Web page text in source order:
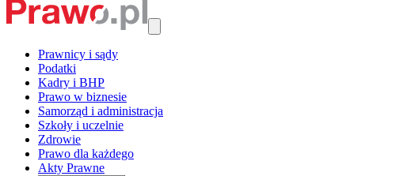
Prawnicy i sądy
Podatki
Kadry i BHP
Prawo w biznesie
Samorząd i administracja
Szkoły i uczelnie
Zdrowie
Prawo dla każdego
Akty Prawne